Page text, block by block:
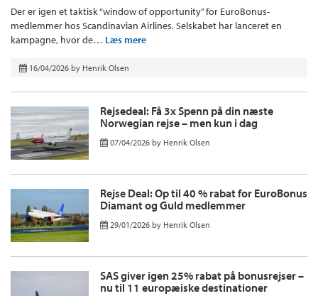
Der er igen et taktisk “window of opportunity” for EuroBonus-
medlemmer hos Scandinavian Airlines. Selskabet har lanceret en
kampagne, hvor de… Læs mere
16/04/2026 by Henrik Olsen
Rejsedeal: Få 3x Spenn på din næste
Norwegian rejse – men kun i dag
07/04/2026 by Henrik Olsen
Rejse Deal: Op til 40 % rabat for EuroBonus
Diamant og Guld medlemmer
29/01/2026 by Henrik Olsen
SAS giver igen 25% rabat på bonusrejser –
nu til 11 europæiske destinationer